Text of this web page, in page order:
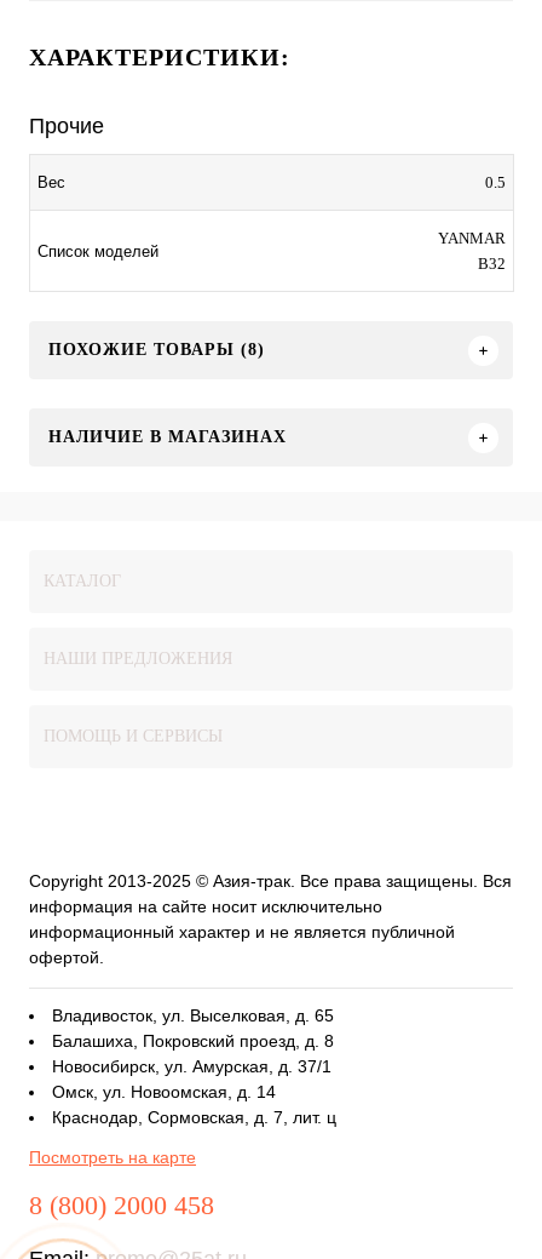
ХАРАКТЕРИСТИКИ:
Прочие
Вес 0.5
Список моделей
YANMAR
B32
ПОХОЖИЕ ТОВАРЫ (8)
НАЛИЧИЕ В МАГАЗИНАХ
КАТАЛОГ
НАШИ ПРЕДЛОЖЕНИЯ
ПОМОЩЬ И СЕРВИСЫ
Copyright 2013-2025 © Азия-трак. Все права защищены. Вся
информация на сайте носит исключительно
информационный характер и не является публичной
офертой.
Владивосток, ул. Выселковая, д. 65
Балашиха, Покровский проезд, д. 8
Новосибирск, ул. Амурская, д. 37/1
Омск, ул. Новоомская, д. 14
Краснодар, Сормовская, д. 7, лит. ц
Посмотреть на карте
8 (800) 2000 458